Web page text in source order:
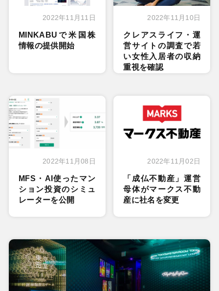
2022年11月11日
MINKABUで米国株
情報の提供開始
2022年11月10日
クレアスライフ・運
営サイトの調査で若
い女性入居者の収納
重視を確認
2022年11月08日
MFS・AI使ったマン
ション投資のシミュ
レーターを公開
2022年11月02日
「成仏不動産」運営
母体がマークス不動
産に社名を変更